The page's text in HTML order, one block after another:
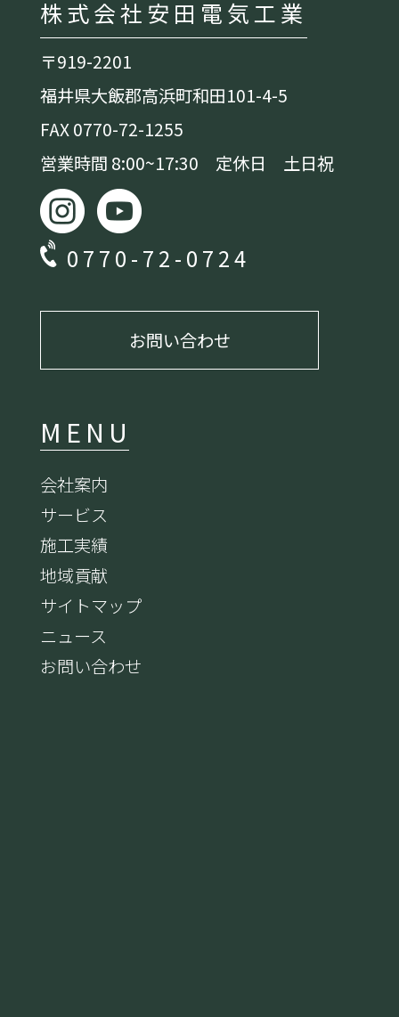
株式会社安田電気工業
〒919-2201
福井県大飯郡高浜町和田101-4-5
FAX 0770-72-1255
営業時間 8:00~17:30 定休日 土日祝
0770-72-0724
お問い合わせ
MENU
会社案内
サービス
施工実績
地域貢献
サイトマップ
ニュース
お問い合わせ